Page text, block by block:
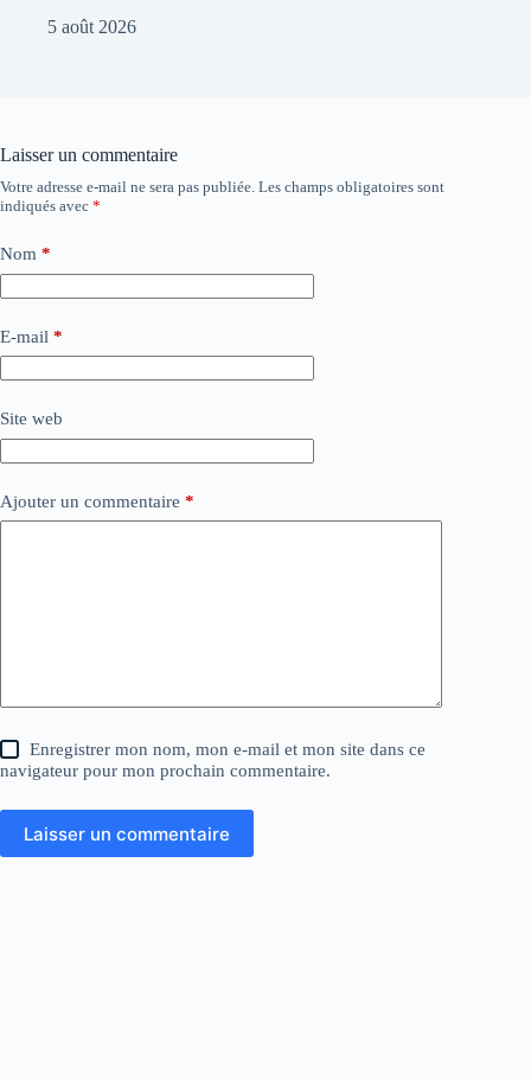
5 août 2026
Laisser un commentaire
Votre adresse e-mail ne sera pas publiée. Les champs obligatoires sont
indiqués avec *
Nom *
E-mail *
Site web
Ajouter un commentaire *
Enregistrer mon nom, mon e-mail et mon site dans ce
navigateur pour mon prochain commentaire.
Laisser un commentaire